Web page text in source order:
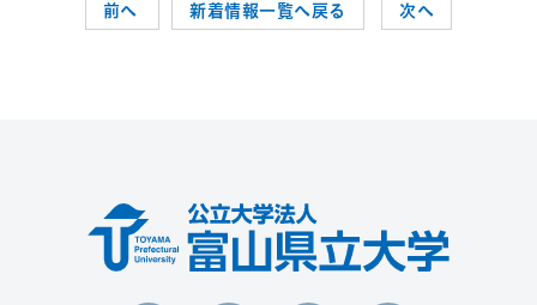
前へ 新着情報一覧へ戻る 次へ